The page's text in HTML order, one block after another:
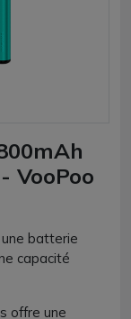
VooPoo
batterie
capacité
offre une